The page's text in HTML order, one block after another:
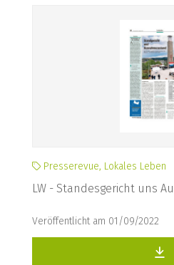
Presserevue, Lokales Leben
LW - Standesgericht uns
Veröffentlicht am 01/09/2022